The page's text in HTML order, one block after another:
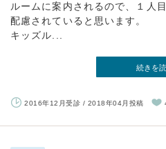
ルームに案内されるので、１人
配慮されていると思います。
キッズル...
続きを
2016年12月受診 / 2018年04月投稿